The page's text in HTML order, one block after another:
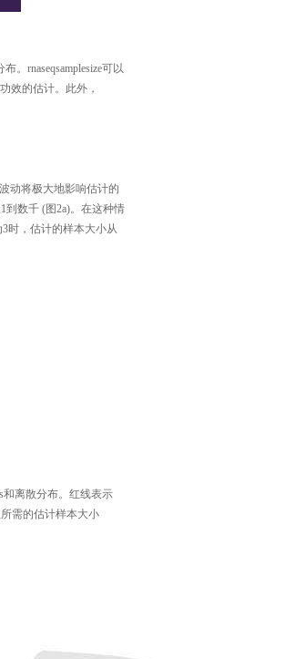
。 rnaseqsamplesize可以
效的估计。此外，
动将极大地影响估计的
1到数千 (图2a)。在这种情
3时，估计的样本大小从
和离散分布。红线表示
需的估计样本大小